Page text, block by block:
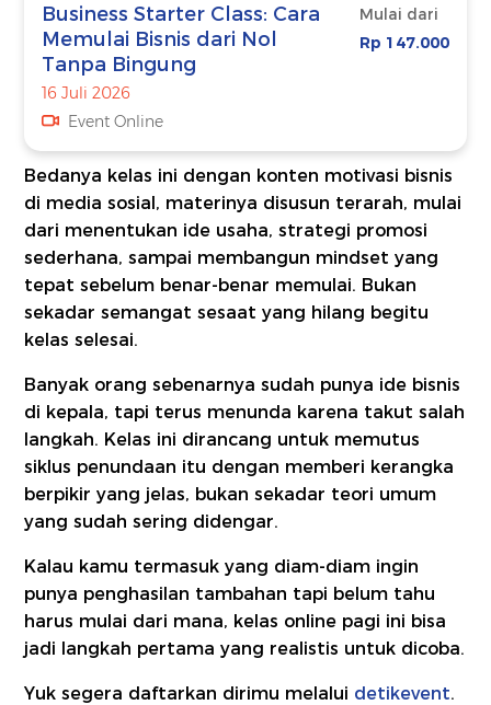
Business Starter Class: Cara
Memulai Bisnis dari Nol
Tanpa Bingung
16 Juli 2026
Event Online
Mulai dari
Rp 147.000
Bedanya kelas ini dengan konten motivasi bisnis
di media sosial, materinya disusun terarah, mulai
dari menentukan ide usaha, strategi promosi
sederhana, sampai membangun mindset yang
tepat sebelum benar-benar memulai. Bukan
sekadar semangat sesaat yang hilang begitu
kelas selesai.
Banyak orang sebenarnya sudah punya ide bisnis
di kepala, tapi terus menunda karena takut salah
langkah. Kelas ini dirancang untuk memutus
siklus penundaan itu dengan memberi kerangka
berpikir yang jelas, bukan sekadar teori umum
yang sudah sering didengar.
Kalau kamu termasuk yang diam-diam ingin
punya penghasilan tambahan tapi belum tahu
harus mulai dari mana, kelas online pagi ini bisa
jadi langkah pertama yang realistis untuk dicoba.
Yuk segera daftarkan dirimu melalui detikevent.